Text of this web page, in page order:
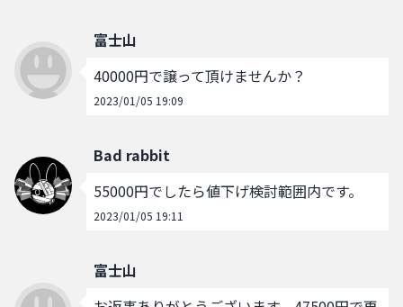
富士山
40000円で譲って頂けませんか？
2023/01/05 19:09
Bad rabbit
55000円でしたら値下げ検討範囲内です。
2023/01/05 19:11
富士山